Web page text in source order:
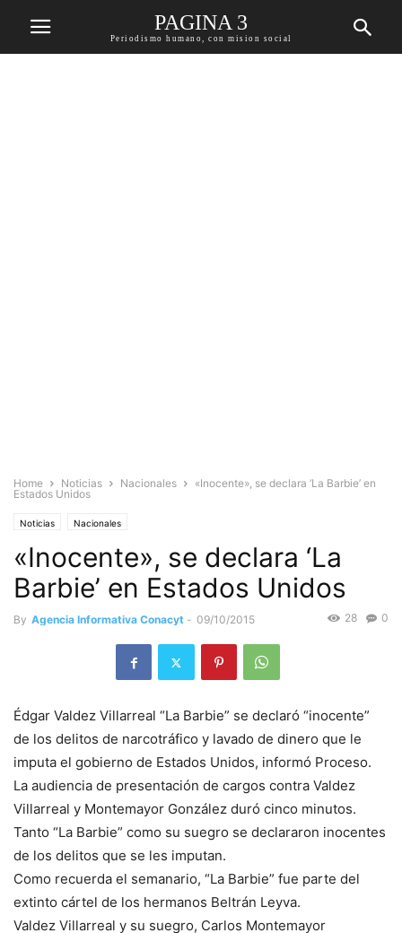
PAGINA 3
Periodismo humano, con mision social
Home Noticias Nacionales
«Inocente», se declara ‘La Barbie’ en
Estados Unidos
Noticias Nacionales
«Inocente», se declara ‘La
Barbie’ en Estados Unidos
By Agencia Informativa Conacyt - 09/10/2015 0
28
Édgar Valdez Villarreal “La Barbie” se declaró “inocente”
de los delitos de narcotráfico y lavado de dinero que le
imputa el gobierno de Estados Unidos, informó Proceso.
La audiencia de presentación de cargos contra Valdez
Villarreal y Montemayor González duró cinco minutos.
Tanto “La Barbie” como su suegro se declararon inocentes
de los delitos que se les imputan.
Como recuerda el semanario, “La Barbie” fue parte del
extinto cártel de los hermanos Beltrán Leyva.
Valdez Villarreal y su suegro, Carlos Montemayor